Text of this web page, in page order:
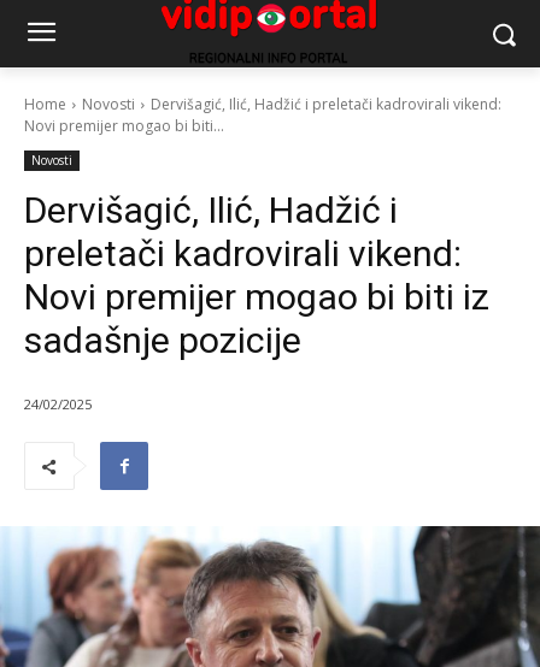
Home Novosti
Dervišagić, Ilić, Hadžić i preletači kadrovirali vikend:
Novi premijer mogao bi biti...
Novosti
Dervišagić, Ilić, Hadžić i
preletači kadrovirali vikend:
Novi premijer mogao bi biti iz
sadašnje pozicije
24/02/2025